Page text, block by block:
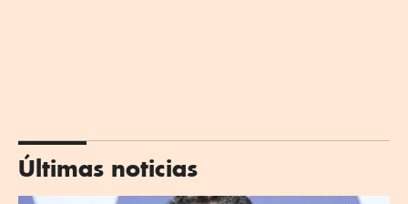
Últimas noticias